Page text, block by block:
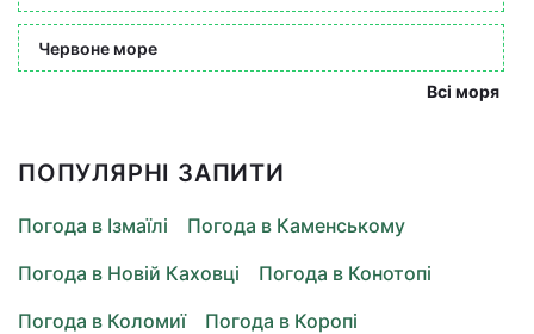
Червоне море
Всі моря
ПОПУЛЯРНІ ЗАПИТИ
Погода в Ізмаїлі
Погода в Каменському
Погода в Новій Каховці
Погода в Конотопі
Погода в Коломиї
Погода в Коропі